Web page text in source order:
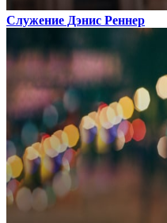
Служение Дэнис Реннер